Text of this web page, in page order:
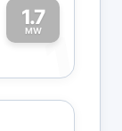
1.7
MW1